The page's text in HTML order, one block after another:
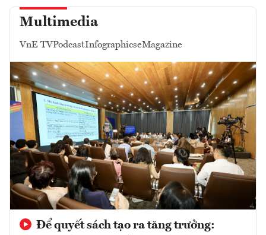
Multimedia
VnE TVPodcastInfographicseMagazine
Để quyết sách tạo ra tăng trưởng: